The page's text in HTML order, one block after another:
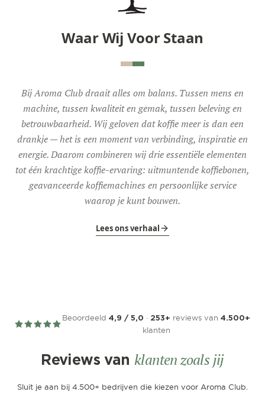
Waar Wij Voor Staan
Bij Aroma Club draait alles om balans. Tussen mens en
machine, tussen kwaliteit en gemak, tussen beleving en
betrouwbaarheid. Wij geloven dat koffie meer is dan een
drankje — het is een moment van verbinding, inspiratie en
energie. Daarom combineren wij drie essentiële elementen
tot één krachtige koffie-ervaring: uitmuntende koffiebonen,
geavanceerde koffiemachines en persoonlijke service
waarop je kunt bouwen.
Lees ons verhaal
Beoordeeld 4,9 / 5,0 · 253+ reviews van 4.500+
klanten
Reviews van klanten zoals jij
Sluit je aan bij 4.500+ bedrijven die kiezen voor Aroma Club.